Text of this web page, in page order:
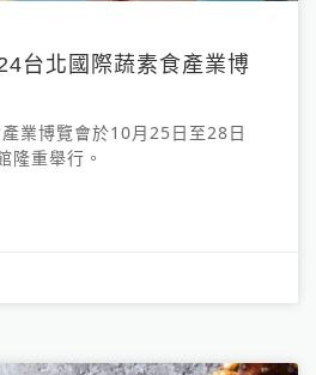
台北國際蔬素食產業博
業博覽會於10月25日至28日
隆重舉行。